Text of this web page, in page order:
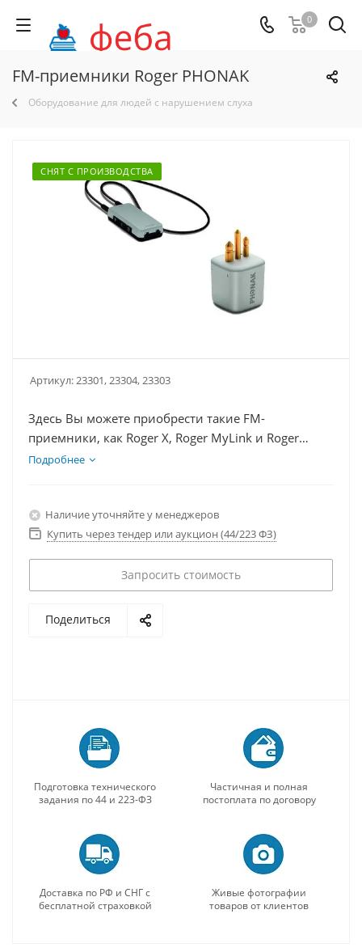
0
FM-приемники Roger PHONAK
Оборудование для людей с нарушением слуха
СНЯТ С ПРОИЗВОДСТВА
Артикул:23301, 23304, 23303
Здесь Вы можете приобрести такие FM-
приемники, как Roger X, Roger MyLink и Roger
MyLink детский
Подробнее
Наличие уточняйте у менеджеров
Купить через тендер или аукцион (44/223 ФЗ)
Запросить стоимость
Поделиться
Подготовка технического
задания по 44 и 223-ФЗ
Частичная и полная
постоплата по договору
Доставка по РФ и СНГ с
бесплатной страховкой
Живые фотографии
товаров от клиентов